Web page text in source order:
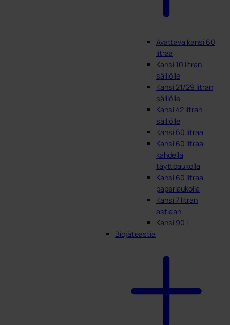
Avattava kansi 60
litraa
Kansi 10 litran
säiliölle
Kansi 21/29 litran
säiliölle
Kansi 42 litran
säiliölle
Kansi 60 litraa
Kansi 60 litraa
kahdella
täyttöaukolla
Kansi 60 litraa
paperiaukolla
Kansi 7 litran
astiaan
Kansi 90 l
Biojäteastia